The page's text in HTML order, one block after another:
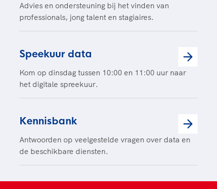
Advies en ondersteuning bij het vinden van
professionals, jong talent en stagiaires.
Speekuur data
Kom op dinsdag tussen 10:00 en 11:00 uur naar
het digitale spreekuur.
Kennisbank
Antwoorden op veelgestelde vragen over data en
de beschikbare diensten.